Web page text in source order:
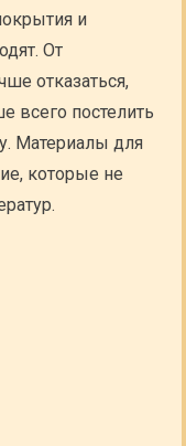
и
От
отказаться,
всего постелить
Материалы для
которые не